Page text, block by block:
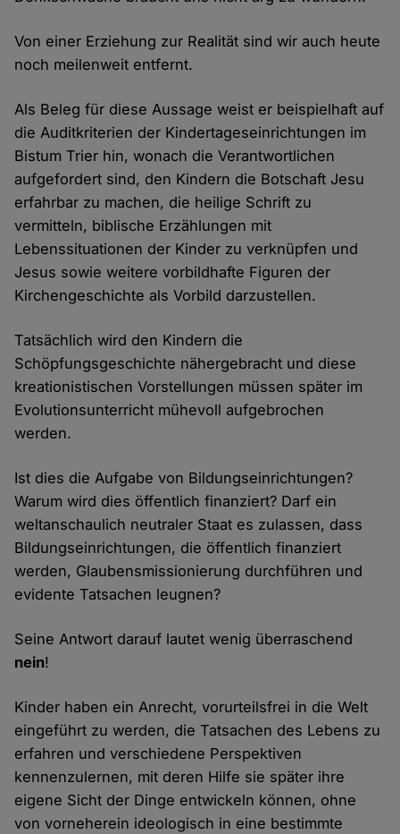
Von einer Erziehung zur Realität sind wir auch heute
noch meilenweit entfernt.
Als Beleg für diese Aussage weist er beispielhaft auf
die Auditkriterien der Kindertageseinrichtungen im
Bistum Trier hin, wonach die Verantwortlichen
aufgefordert sind, den Kindern die Botschaft Jesu
erfahrbar zu machen, die heilige Schrift zu
vermitteln, biblische Erzählungen mit
Lebenssituationen der Kinder zu verknüpfen und
Jesus sowie weitere vorbildhafte Figuren der
Kirchengeschichte als Vorbild darzustellen.
Tatsächlich wird den Kindern die
Schöpfungsgeschichte nähergebracht und diese
kreationistischen Vorstellungen müssen später im
Evolutionsunterricht mühevoll aufgebrochen
werden.
Ist dies die Aufgabe von Bildungseinrichtungen?
Warum wird dies öffentlich finanziert? Darf ein
weltanschaulich neutraler Staat es zulassen, dass
Bildungseinrichtungen, die öffentlich finanziert
werden, Glaubensmissionierung durchführen und
evidente Tatsachen leugnen?
Seine Antwort darauf lautet wenig überraschend
nein!
Kinder haben ein Anrecht, vorurteilsfrei in die Welt
eingeführt zu werden, die Tatsachen des Lebens zu
erfahren und verschiedene Perspektiven
kennenzulernen, mit deren Hilfe sie später ihre
eigene Sicht der Dinge entwickeln können, ohne
von vorneherein ideologisch in eine bestimmte